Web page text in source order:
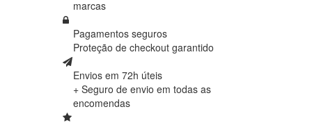
marcas
Pagamentos seguros
Proteção de checkout garantido
Envios em 72h úteis
+ Seguro de envio em todas as
encomendas